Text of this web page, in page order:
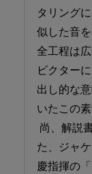
タリング
似した音
全工程は
ビクター
出し的な
いたこの
尚、解説
た、ジャ
慶指揮の